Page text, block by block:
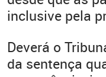
inclusive pela
Deverá o
da sentença